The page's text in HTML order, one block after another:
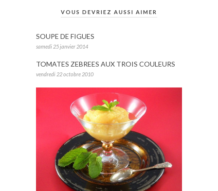
VOUS DEVRIEZ AUSSI AIMER
SOUPE DE FIGUES
samedi 25 janvier 2014
TOMATES ZEBREES AUX TROIS COULEURS
vendredi 22 octobre 2010